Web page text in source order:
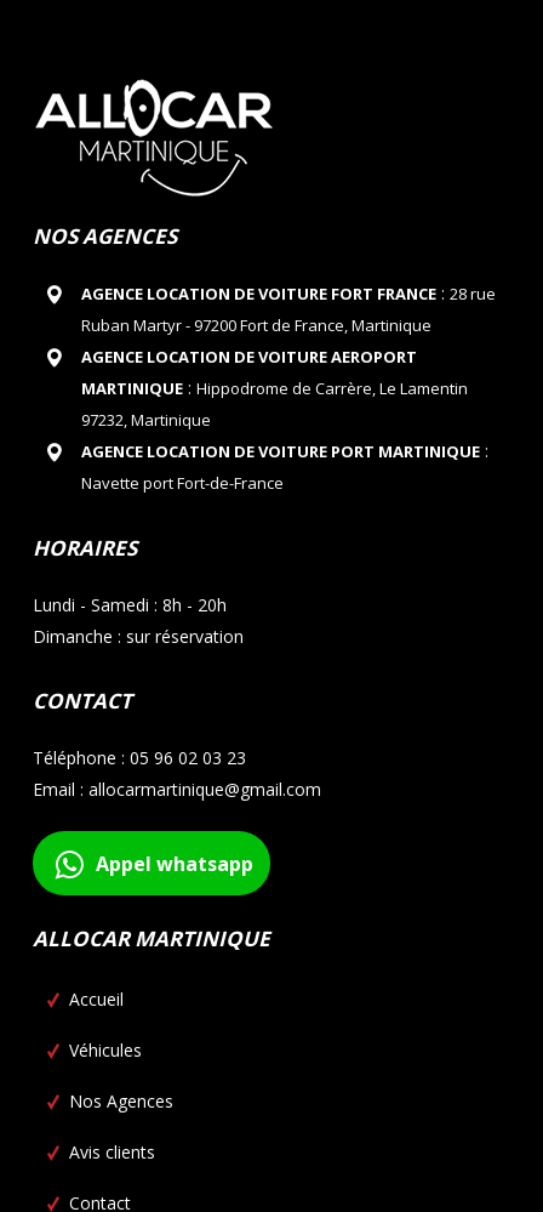
NOS AGENCES
AGENCE LOCATION DE VOITURE FORT FRANCE: 28 rue
Ruban Martyr - 97200 Fort de France, Martinique
AGENCE LOCATION DE VOITURE AEROPORT
MARTINIQUE: Hippodrome de Carrère, Le Lamentin
97232, Martinique
AGENCE LOCATION DE VOITURE PORT MARTINIQUE:
Navette port Fort-de-France
HORAIRES
Lundi - Samedi : 8h - 20h
Dimanche : sur réservation
CONTACT
Téléphone : 05 96 02 03 23
Email : allocarmartinique@gmail.com
Appel whatsapp
ALLOCAR MARTINIQUE
Accueil
Véhicules
Nos Agences
Avis clients
Contact